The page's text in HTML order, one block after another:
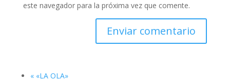
este navegador para la próxima vez que comente.
««LA OLA»